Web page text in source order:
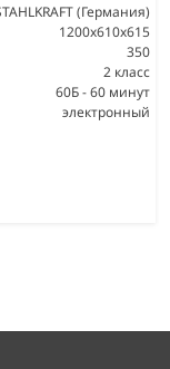
(Германия)
1200x610x615
350
2 класс
60Б - 60 минут
электронный